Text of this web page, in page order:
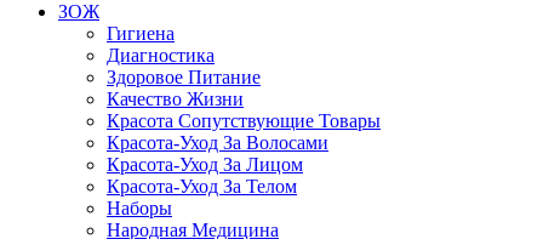
ЗОЖ
Гигиена
Диагностика
Здоровое Питание
Качество Жизни
Красота Сопутствующие Товары
Красота-Уход За Волосами
Красота-Уход За Лицом
Красота-Уход За Телом
Наборы
Народная Медицина